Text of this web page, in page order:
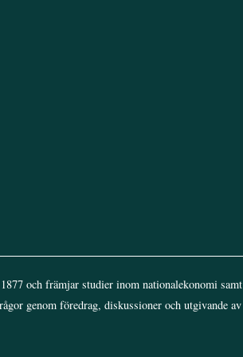
och främjar studier inom nationalekonomi samt
genom föredrag, diskussioner och utgivande av